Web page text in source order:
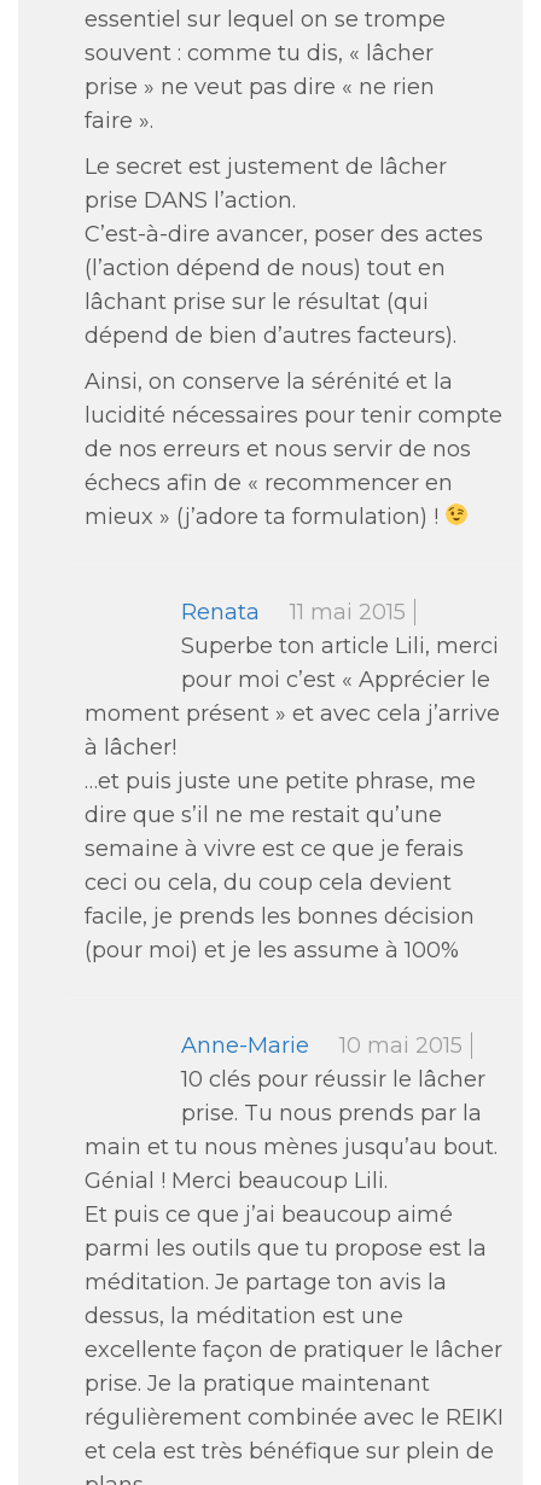
essentiel sur lequel on se trompe
souvent : comme tu dis, « lâcher
prise » ne veut pas dire « ne rien
faire ».
Le secret est justement de lâcher
prise DANS l’action.
C’est-à-dire avancer, poser des actes
(l’action dépend de nous) tout en
lâchant prise sur le résultat (qui
dépend de bien d’autres facteurs).
Ainsi, on conserve la sérénité et la
lucidité nécessaires pour tenir compte
de nos erreurs et nous servir de nos
échecs afin de « recommencer en
mieux » (j’adore ta formulation) !
Renata
11 mai 2015
Superbe ton article Lili, merci
pour moi c’est « Apprécier le
moment présent » et avec cela j’arrive
à lâcher!
…et puis juste une petite phrase, me
dire que s’il ne me restait qu’une
semaine à vivre est ce que je ferais
ceci ou cela, du coup cela devient
facile, je prends les bonnes décision
(pour moi) et je les assume à 100%
Anne-Marie
10 mai 2015
10 clés pour réussir le lâcher
prise. Tu nous prends par la
main et tu nous mènes jusqu’au bout.
Génial ! Merci beaucoup Lili.
Et puis ce que j’ai beaucoup aimé
parmi les outils que tu propose est la
méditation. Je partage ton avis la
dessus, la méditation est une
excellente façon de pratiquer le lâcher
prise. Je la pratique maintenant
régulièrement combinée avec le REIKI
et cela est très bénéfique sur plein de